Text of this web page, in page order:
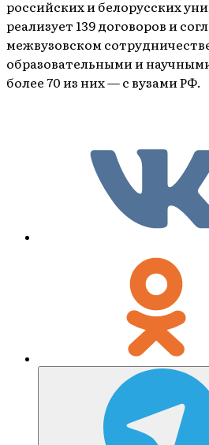
российских и белорусских
реализует 139 договоров и
межвузовском
образовательными и
более 70 из них — с вузами РФ.